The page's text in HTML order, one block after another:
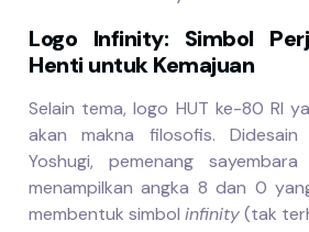
Logo Infinity: Simbol
Henti untuk Kemajuan
Selain tema, logo HUT ke-80 RI
akan makna filosofis.
Yoshugi, pemenang
menampilkan angka 8 dan 0
membentuk simbol infinity(tak